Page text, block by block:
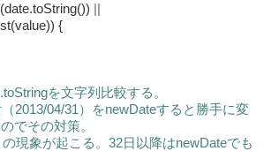
||
{
を文字列比較する。
2013/04/31）をnewDateすると勝手に変
でその対策。
現象が起こる。32日以降はnewDateでも